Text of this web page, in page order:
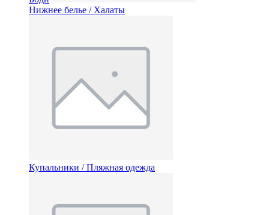
Нижнее белье / Халаты
Купальники / Пляжная одежда